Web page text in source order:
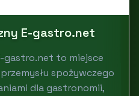
E-gastro.net
gastro.net to miejsce
spożywczego
dla gastronomii,